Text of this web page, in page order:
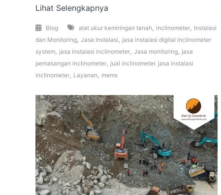
Lihat Selengkapnya
Blog alat ukur kemiringan tanah , inclinometer, Instalasi
dan Monitoring, Jasa Instalasi , jasa instalasi digital inclinometer
system, jasa instalasi inclinometer, Jasa monitoring, jasa
pemasangan inclinometer, jual inclinometer. jasa instalasi
inclinometer, Layanan , mems